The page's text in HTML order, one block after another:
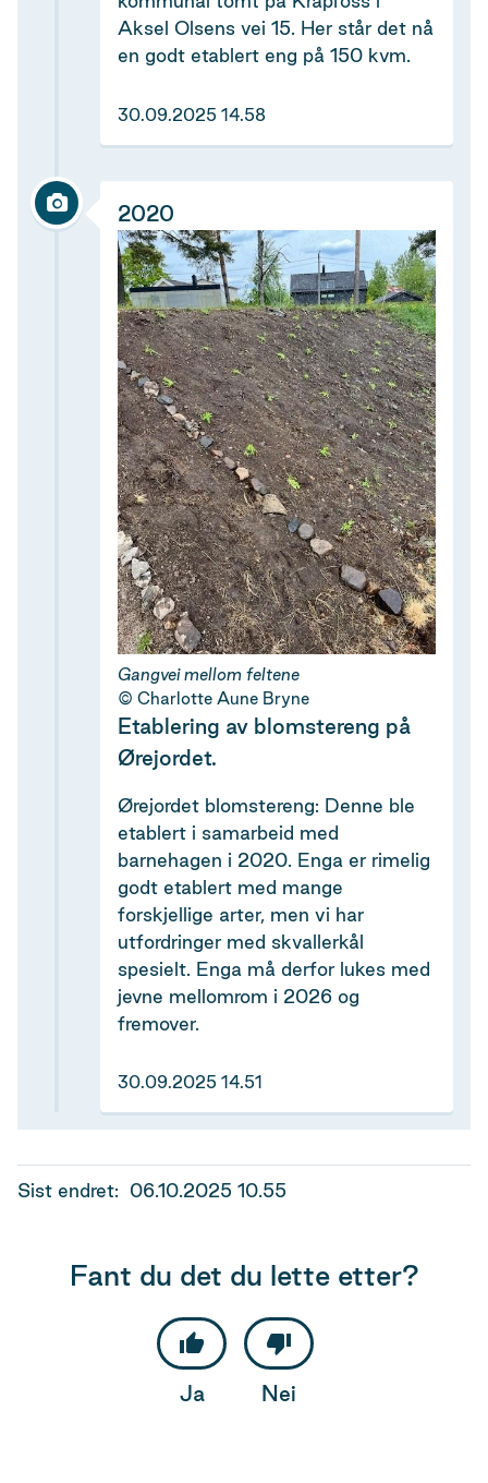
Aksel Olsens vei 15. Her står det nå
en godt etablert eng på 150 kvm.
30.09.2025 14.58
2020
Gangvei mellom feltene
Charlotte Aune Bryne
Etablering av blomstereng på
Ørejordet.
Ørejordet blomstereng: Denne ble
etablert i samarbeid med
barnehagen i 2020. Enga er rimelig
godt etablert med mange
forskjellige arter, men vi har
utfordringer med skvallerkål
spesielt. Enga må derfor lukes med
jevne mellomrom i 2026 og
fremover.
30.09.2025 14.51
Sist endret 06.10.2025 10.55
Fant du det du lette etter?
Ja Nei